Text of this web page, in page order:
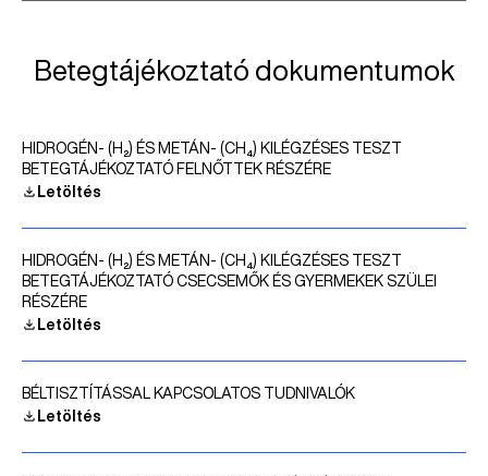
Betegtájékoztató dokumentumok
HIDROGÉN- (H₂) ÉS METÁN- (CH₄) KILÉGZÉSES TESZT
BETEGTÁJÉKOZTATÓ FELNŐTTEK RÉSZÉRE
Letöltés
HIDROGÉN- (H₂) ÉS METÁN- (CH₄) KILÉGZÉSES TESZT
BETEGTÁJÉKOZTATÓ CSECSEMŐK ÉS GYERMEKEK SZÜLEI
RÉSZÉRE
Letöltés
BÉLTISZTÍTÁSSAL KAPCSOLATOS TUDNIVALÓK
Letöltés